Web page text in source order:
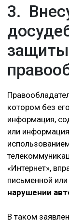
3.
котором без
информация,
или
«Интернет»,
письменной
нарушении
В таком